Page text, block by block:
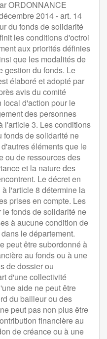
ORDONNANCE
2014 - art. 14
du fonds de solidarité
les conditions d'octroi
aux priorités définies
que les modalités de
gestion du fonds. Le
élaboré et adopté par
avis du comité
local d'action pour le
des personnes
l'article 3. Les conditions
fonds de solidarité ne
éléments que le
ou de ressources des
et la nature des
Le décret en
l'article 8 détermine la
prises en compte. Les
fonds de solidarité ne
à aucune condition de
le département.
peut être subordonné à
au fonds ou à une
de dossier ou
d'une collectivité
aide ne peut être
du bailleur ou des
peut pas non plus être
financière au
de créance ou à une